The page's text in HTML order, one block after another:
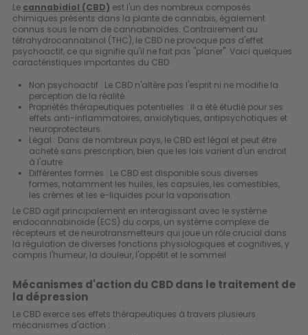
Le cannabidiol (CBD) est l'un des nombreux composés
chimiques présents dans la plante de cannabis, également
connus sous le nom de cannabinoïdes. Contrairement au
tétrahydrocannabinol (THC), le CBD ne provoque pas d'effet
psychoactif, ce qui signifie qu'il ne fait pas "planer". Voici quelques
caractéristiques importantes du CBD :
Non psychoactif : Le CBD n'altère pas l'esprit ni ne modifie la
perception de la réalité.
Propriétés thérapeutiques potentielles : Il a été étudié pour ses
effets anti-inflammatoires, anxiolytiques, antipsychotiques et
neuroprotecteurs.
Légal : Dans de nombreux pays, le CBD est légal et peut être
acheté sans prescription, bien que les lois varient d'un endroit
à l'autre.
Différentes formes : Le CBD est disponible sous diverses
formes, notamment les huiles, les capsules, les comestibles,
les crèmes et les e-liquides pour la vaporisation.
Le CBD agit principalement en interagissant avec le système
endocannabinoïde (ECS) du corps, un système complexe de
récepteurs et de neurotransmetteurs qui joue un rôle crucial dans
la régulation de diverses fonctions physiologiques et cognitives, y
compris l'humeur, la douleur, l'appétit et le sommeil.
Mécanismes d'action du CBD dans le traitement de
la dépression
Le CBD exerce ses effets thérapeutiques à travers plusieurs
mécanismes d'action :